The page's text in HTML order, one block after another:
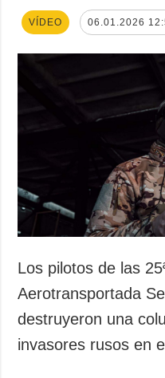
VÍDEO 06.01.2026
Los pilotos de las
Aerotransportada
destruyeron una
invasores rusos en